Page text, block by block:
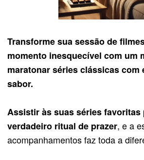
Transforme sua sessão de
momento inesquecível com um
maratonar séries clássicas com
sabor.
Assistir às suas séries favoritas
verdadeiro ritual de prazer, e a
acompanhamentos faz toda a